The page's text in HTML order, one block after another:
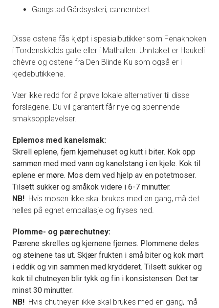
Gangstad Gårdsysteri, camembert
Disse ostene fås kjøpt i spesialbutikker som Fenaknoken
i Tordenskiolds gate eller i Mathallen. Unntaket er Haukeli
chèvre og ostene fra Den Blinde Ku som også er i
kjedebutikkene.
Vær ikke redd for å prøve lokale alternativer til disse
forslagene. Du vil garantert får nye og spennende
smaksopplevelser.
Eplemos med kanelsmak:
Skrell eplene, fjern kjernehuset og kutt i biter. Kok opp
sammen med med vann og kanelstang i en kjele. Kok til
eplene er møre. Mos dem ved hjelp av en potetmoser.
Tilsett sukker og småkok videre i 6-7 minutter.
NB! Hvis mosen ikke skal brukes med en gang, må det
helles på egnet emballasje og fryses ned.
Plomme- og pærechutney:
Pærene skrelles og kjernene fjernes. Plommene deles
og steinene tas ut. Skjær frukten i små biter og kok mørt
i eddik og vin sammen med krydderet. Tilsett sukker og
kok til chutneyen blir tykk og fin i konsistensen. Det tar
minst 30 minutter.
NB! Hvis chutneyen ikke skal brukes med en gang, må